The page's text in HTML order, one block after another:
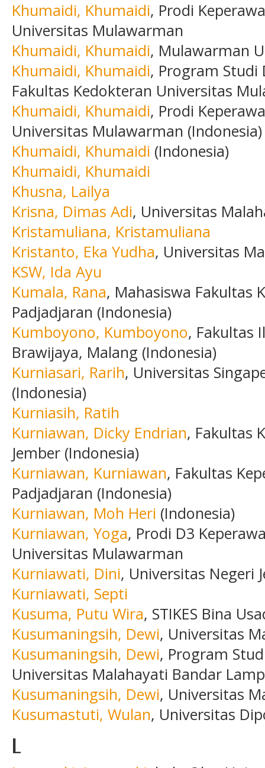
Khumaidi, Khumaidi, Prodi
Universitas Mulawarman
Khumaidi, Khumaidi, Mulawarman
Khumaidi, Khumaidi, Program Studi
Fakultas Kedokteran Universitas
Khumaidi, Khumaidi, Prodi
Universitas Mulawarman (Indonesia)
Khumaidi, Khumaidi (Indonesia)
Khumaidi, Khumaidi
Khusna, Lailya
Krisna, Dimas Adi, Universitas
Kristamuliana, Kristamuliana
Kristanto, Eka Yudha, Universitas
KSW, Ida Ayu
Kumala, Rana, Mahasiswa Fakultas
Padjadjaran (Indonesia)
Kumboyono, Kumboyono, Fakultas
Brawijaya, Malang (Indonesia)
Kurniasari, Rarih, Universitas
(Indonesia)
Kurniasih, Ratih
Kurniawan, Dicky Endrian, Fakultas
Jember (Indonesia)
Kurniawan, Kurniawan, Fakultas
Padjadjaran (Indonesia)
Kurniawan, Moh Heri (Indonesia)
Kurniawan, Yoga, Prodi D3
Universitas Mulawarman
Kurniawati, Dini, Universitas Negeri
Kurniawati, Septi
Kusuma, Putu Wira, STIKES Bina
Kusumaningsih, Dewi, Universitas
Kusumaningsih, Dewi, Program
Universitas Malahayati Bandar
Kusumaningsih, Dewi, Universitas
Kusumastuti, Wulan, Universitas
L